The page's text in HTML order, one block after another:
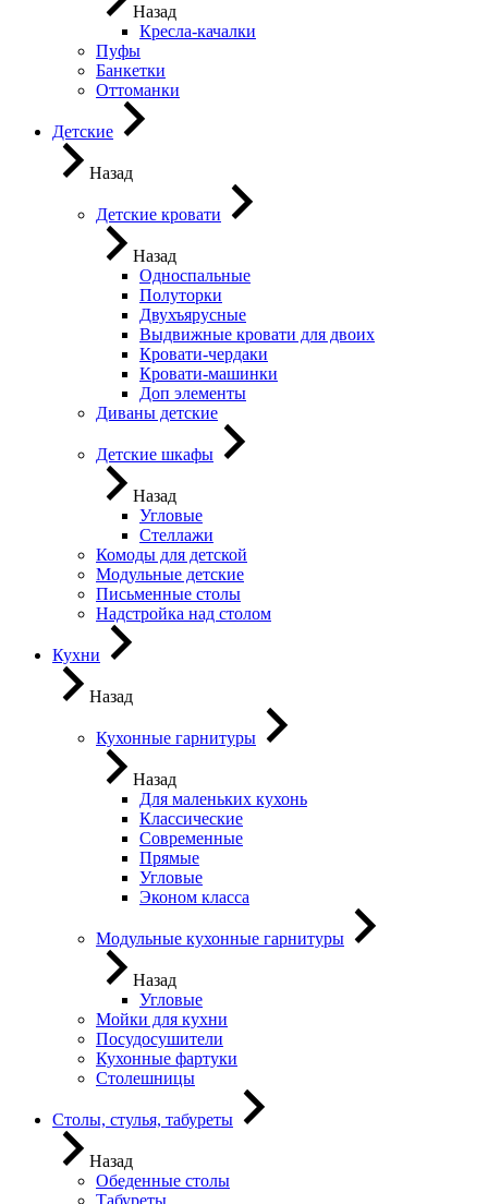
Назад
Кресла-качалки
Пуфы
Банкетки
Оттоманки
Детские
Назад
Детские кровати
Назад
Односпальные
Полуторки
Двухъярусные
Выдвижные кровати для двоих
Кровати-чердаки
Кровати-машинки
Доп элементы
Диваны детские
Детские шкафы
Назад
Угловые
Стеллажи
Комоды для детской
Модульные детские
Письменные столы
Надстройка над столом
Кухни
Назад
Кухонные гарнитуры
Назад
Для маленьких кухонь
Классические
Современные
Прямые
Угловые
Эконом класса
Модульные кухонные гарнитуры
Назад
Угловые
Мойки для кухни
Посудосушители
Кухонные фартуки
Столешницы
Столы, стулья, табуреты
Назад
Обеденные столы
Табуреты